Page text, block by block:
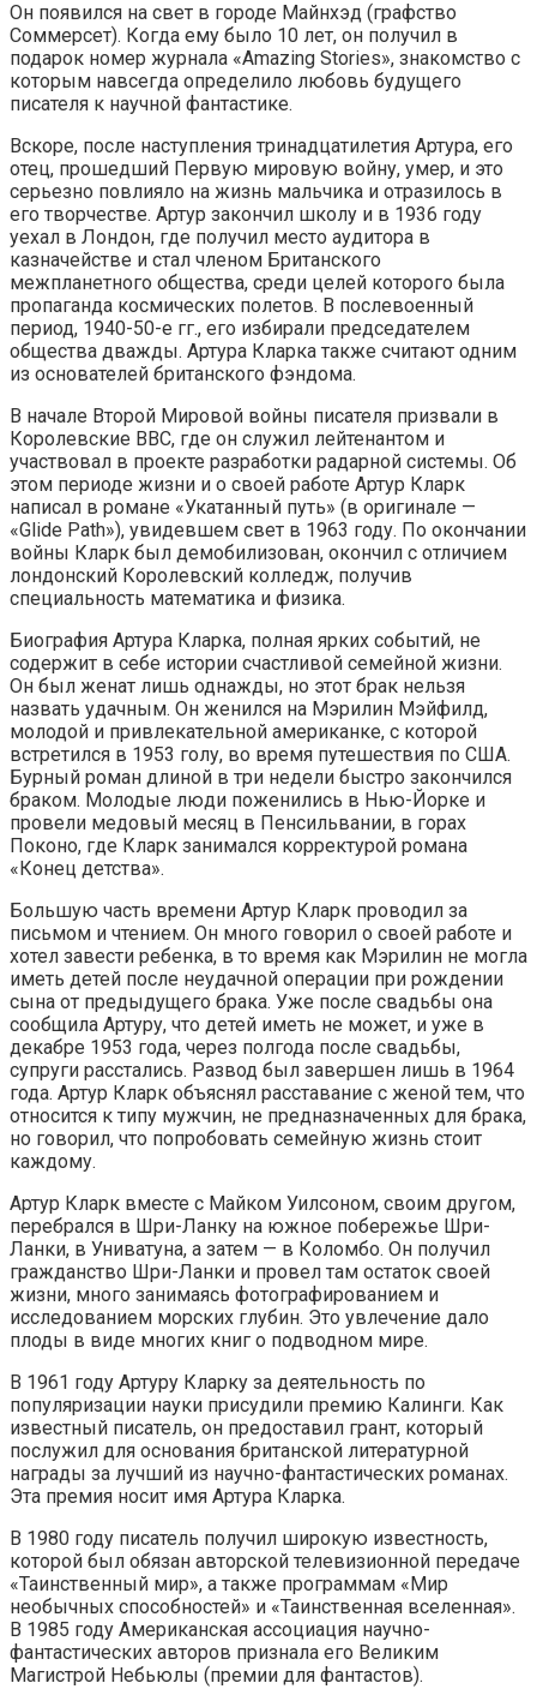
Он появился на свет в городе Майнхэд (графство
Соммерсет). Когда ему было 10 лет, он получил в
подарок номер журнала «Amazing Stories», знакомство с
которым навсегда определило любовь будущего
писателя к научной фантастике.
Вскоре, после наступления тринадцатилетия Артура, его
отец, прошедший Первую мировую войну, умер, и это
серьезно повлияло на жизнь мальчика и отразилось в
его творчестве. Артур закончил школу и в 1936 году
уехал в Лондон, где получил место аудитора в
казначействе и стал членом Британского
межпланетного общества, среди целей которого была
пропаганда космических полетов. В послевоенный
период, 1940-50-е гг., его избирали председателем
общества дважды. Артура Кларка также считают одним
из основателей британского фэндома.
В начале Второй Мировой войны писателя призвали в
Королевские ВВС, где он служил лейтенантом и
участвовал в проекте разработки радарной системы. Об
этом периоде жизни и о своей работе Артур Кларк
написал в романе «Укатанный путь» (в оригинале —
«Glide Path»), увидевшем свет в 1963 году. По окончании
войны Кларк был демобилизован, окончил с отличием
лондонский Королевский колледж, получив
специальность математика и физика.
Биография Артура Кларка, полная ярких событий, не
содержит в себе истории счастливой семейной жизни.
Он был женат лишь однажды, но этот брак нельзя
назвать удачным. Он женился на Мэрилин Мэйфилд,
молодой и привлекательной американке, с которой
встретился в 1953 голу, во время путешествия по США.
Бурный роман длиной в три недели быстро закончился
браком. Молодые люди поженились в Нью-Йорке и
провели медовый месяц в Пенсильвании, в горах
Поконо, где Кларк занимался корректурой романа
«Конец детства».
Большую часть времени Артур Кларк проводил за
письмом и чтением. Он много говорил о своей работе и
хотел завести ребенка, в то время как Мэрилин не могла
иметь детей после неудачной операции при рождении
сына от предыдущего брака. Уже после свадьбы она
сообщила Артуру, что детей иметь не может, и уже в
декабре 1953 года, через полгода после свадьбы,
супруги расстались. Развод был завершен лишь в 1964
года. Артур Кларк объяснял расставание с женой тем, что
относится к типу мужчин, не предназначенных для брака,
но говорил, что попробовать семейную жизнь стоит
каждому.
Артур Кларк вместе с Майком Уилсоном, своим другом,
перебрался в Шри-Ланку на южное побережье Шри-
Ланки, в Униватуна, а затем — в Коломбо. Он получил
гражданство Шри-Ланки и провел там остаток своей
жизни, много занимаясь фотографированием и
исследованием морских глубин. Это увлечение дало
плоды в виде многих книг о подводном мире.
В 1961 году Артуру Кларку за деятельность по
популяризации науки присудили премию Калинги. Как
известный писатель, он предоставил грант, который
послужил для основания британской литературной
награды за лучший из научно-фантастических романах.
Эта премия носит имя Артура Кларка.
В 1980 году писатель получил широкую известность,
которой был обязан авторской телевизионной передаче
«Таинственный мир», а также программам «Мир
необычных способностей» и «Таинственная вселенная».
В 1985 году Американская ассоциация научно-
фантастических авторов признала его Великим
Магистрой Небьюлы (премии для фантастов).